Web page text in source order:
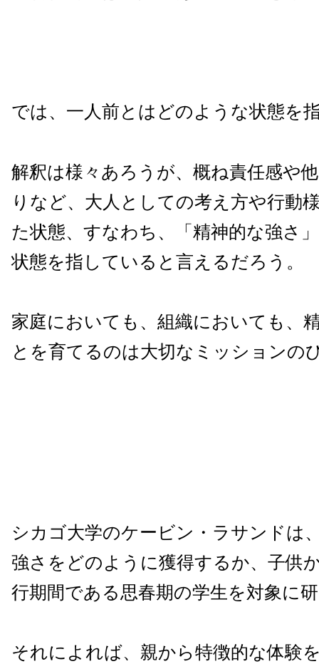
では、一人前とはどのような状態を
解釈は様々あろうが、概ね責任感や
りなど、大人としての考え方や行動
た状態、すなわち、「精神的な強さ
状態を指していると言えるだろう。
家庭においても、組織においても、
とを育てるのは大切なミッションの
シカゴ大学のケービン・ラサンドは
強さをどのように獲得するか、子供
行期間である思春期の学生を対象に
それによれば、親から特徴的な体験